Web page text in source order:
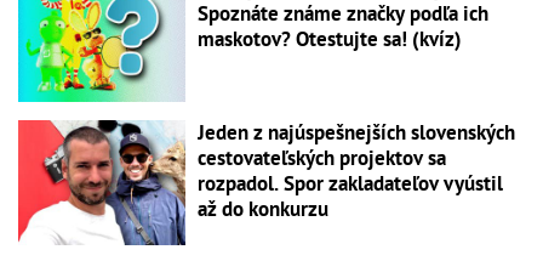
Spoznáte známe značky podľa ich
maskotov? Otestujte sa! (kvíz)
Jeden z najúspešnejších slovenských
cestovateľských projektov sa
rozpadol. Spor zakladateľov vyústil
až do konkurzu